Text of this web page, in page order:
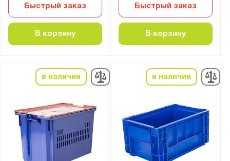
Быстрый заказ
В корзину
Быстрый заказ
В корзину
в наличии в наличии